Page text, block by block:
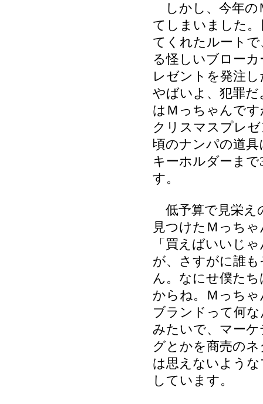
しかし、今年の
てしまいました
てくれたルート
る怪しいブロー
レゼントを発注
やばいよ、犯罪
はＭっちゃんで
クリスマスプレ
頃のナンパの道
キーホルダーま
す。
低予算で見栄え
見つけたＭっち
「買えばいいじ
が、さすがに誰
ん。なにせ僕た
からね。Ｍっち
ブランドって何
みたいで、マー
グとかを商売の
は思えないよう
しています。